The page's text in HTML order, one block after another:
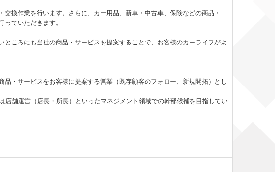
換作業を行います。さらに、カー用品、新車・中古車、保険などの商品・
ていただきます。
ころにも当社の商品・サービスを提案することで、お客様のカーライフがよ
・サービスをお客様に提案する営業（既存顧客のフォロー、新規開拓）とし
店舗運営（店長・所長）といったマネジメント領域での幹部候補を目指してい